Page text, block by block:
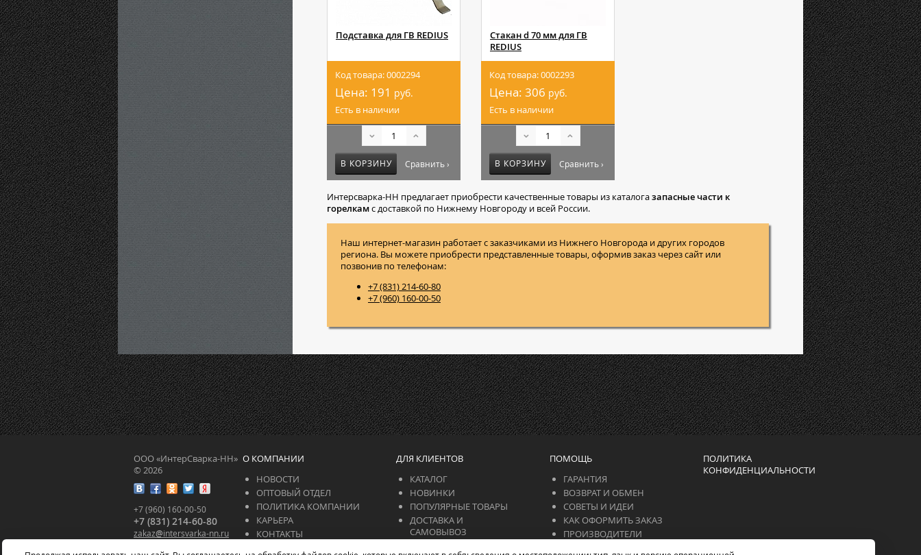
Подставка для ГВ REDIUS
Код товара: 0002294
Цена: 191 руб.
Есть в наличии
В КОРЗИНУ Сравнить ›
Стакан d 70 мм для ГВ
REDIUS
Код товара: 0002293
Цена: 306 руб.
Есть в наличии
В КОРЗИНУ Сравнить ›
Интерсварка-НН предлагает приобрести качественные товары из каталогазапасные части к
горелкамс доставкой по Нижнему Новгороду и всей России.
Наш интернет-магазин работает с заказчиками из Нижнего Новгорода и других городов
региона. Вы можете приобрести представленные товары, оформив заказ через сайт или
позвонив по телефонам:
+7 (831) 214-60-80
+7 (960) 160-00-50
ООО «ИнтерСварка-НН»
© 2026
+7 (960) 160-00-50
+7 (831) 214-60-80
zakaz@intersvarka-nn.ru
О КОМПАНИИ
НОВОСТИ
ОПТОВЫЙ ОТДЕЛ
ПОЛИТИКА КОМПАНИИ
КАРЬЕРА
КОНТАКТЫ
ДЛЯ КЛИЕНТОВ
КАТАЛОГ
НОВИНКИ
ПОПУЛЯРНЫЕ ТОВАРЫ
ДОСТАВКА И
САМОВЫВОЗ
ПОМОЩЬ
ГАРАНТИЯ
ВОЗВРАТ И ОБМЕН
СОВЕТЫ И ИДЕИ
КАК ОФОРМИТЬ ЗАКАЗ
ПРОИЗВОДИТЕЛИ
ПОЛИТИКА
КОНФИДЕНЦИАЛЬНОСТИ
Главная Каталог Корзина0